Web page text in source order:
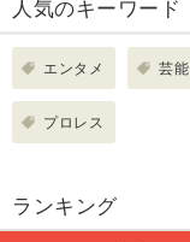
人気のキーワード
エンタメ 芸能
プロレス
ランキング